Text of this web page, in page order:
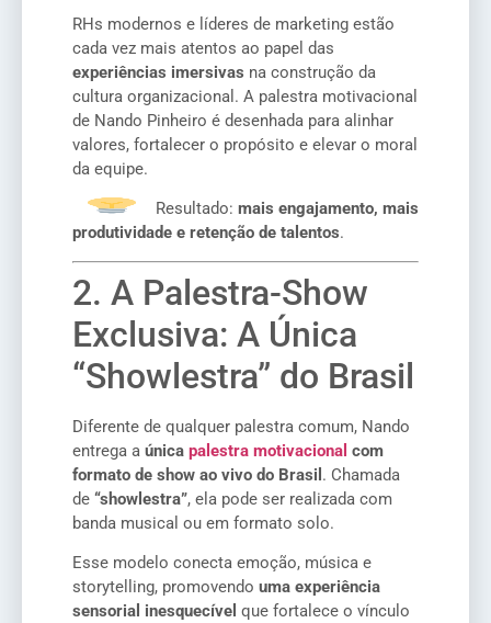
RHs modernos e líderes de marketing estão
cada vez mais atentos ao papel das
experiências imersivas na construção da
cultura organizacional. A palestra motivacional
de Nando Pinheiro é desenhada para alinhar
valores, fortalecer o propósito e elevar o moral
da equipe.
Resultado: mais engajamento, mais
produtividade e retenção de talentos.
2. A Palestra-Show
Exclusiva: A Única
“Showlestra” do Brasil
Diferente de qualquer palestra comum, Nando
entrega a única palestra motivacional com
formato de show ao vivo do Brasil . Chamada
de “showlestra”, ela pode ser realizada com
banda musical ou em formato solo.
Esse modelo conecta emoção, música e
storytelling, promovendo uma experiência
sensorial inesquecível que fortalece o vínculo